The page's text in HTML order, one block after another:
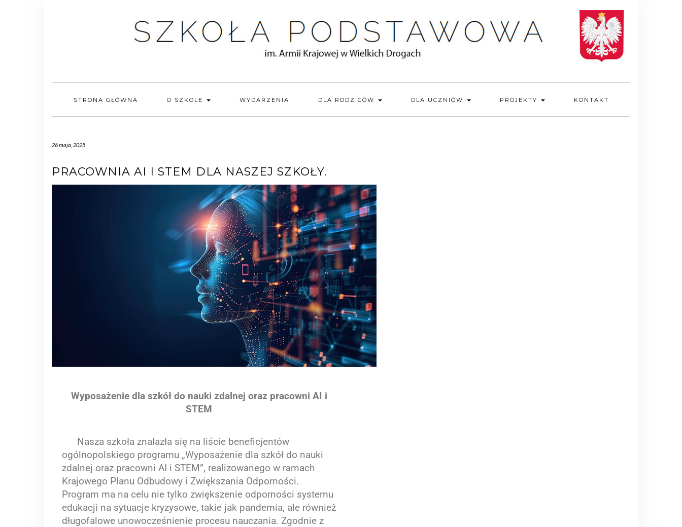
STRONA GŁÓWNA O SZKOLE WYDARZENIA DLA RODZICÓW DLA UCZNIÓW PROJEKTY KONTAKT
26 maja, 2025
PRACOWNIA AI I STEM DLA NASZEJ SZKOŁY.
Wyposażenie dla szkół do nauki zdalnej oraz pracowni AI i
STEM
Nasza szkoła znalazła się na liście beneficjentów
ogólnopolskiego programu „Wyposażenie dla szkół do nauki
zdalnej oraz pracowni AI i STEM”, realizowanego w ramach
Krajowego Planu Odbudowy i Zwiększania Odporności.
Program ma na celu nie tylko zwiększenie odporności systemu
edukacji na sytuacje kryzysowe, takie jak pandemia, ale również
długofalowe unowocześnienie procesu nauczania. Zgodnie z